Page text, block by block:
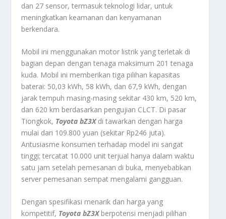
dan 27 sensor, termasuk teknologi lidar, untuk
meningkatkan keamanan dan kenyamanan
berkendara.
Mobil ini menggunakan motor listrik yang terletak di
bagian depan dengan tenaga maksimum 201 tenaga
kuda. Mobil ini memberikan tiga pilihan kapasitas
baterai: 50,03 kWh, 58 kWh, dan 67,9 kWh, dengan
jarak tempuh masing-masing sekitar 430 km, 520 km,
dan 620 km berdasarkan pengujian CLCT. Di pasar
Tiongkok, Toyota bZ3Xdi tawarkan dengan harga
mulai dari 109.800 yuan (sekitar Rp246 juta).
Antusiasme konsumen terhadap model ini sangat
tinggi; tercatat 10.000 unit terjual hanya dalam waktu
satu jam setelah pemesanan di buka, menyebabkan
server pemesanan sempat mengalami gangguan.
Dengan spesifikasi menarik dan harga yang
kompetitif, Toyota bZ3Xberpotensi menjadi pilihan